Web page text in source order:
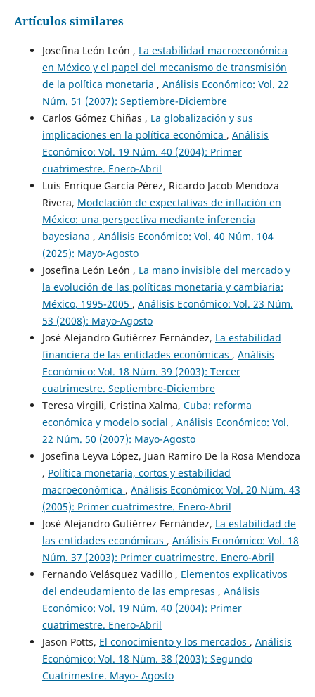
Artículos similares
Josefina León León , La estabilidad macroeconómica
en México y el papel del mecanismo de transmisión
de la política monetaria , Análisis Económico: Vol. 22
Núm. 51 (2007): Septiembre-Diciembre
Carlos Gómez Chiñas , La globalización y sus
implicaciones en la política económica , Análisis
Económico: Vol. 19 Núm. 40 (2004): Primer
cuatrimestre. Enero-Abril
Luis Enrique García Pérez, Ricardo Jacob Mendoza
Rivera, Modelación de expectativas de inflación en
México: una perspectiva mediante inferencia
bayesiana , Análisis Económico: Vol. 40 Núm. 104
(2025): Mayo-Agosto
Josefina León León , La mano invisible del mercado y
la evolución de las políticas monetaria y cambiaria:
México, 1995-2005 , Análisis Económico: Vol. 23 Núm.
53 (2008): Mayo-Agosto
José Alejandro Gutiérrez Fernández, La estabilidad
financiera de las entidades económicas , Análisis
Económico: Vol. 18 Núm. 39 (2003): Tercer
cuatrimestre. Septiembre-Diciembre
Teresa Virgili, Cristina Xalma, Cuba: reforma
económica y modelo social , Análisis Económico: Vol.
22 Núm. 50 (2007): Mayo-Agosto
Josefina Leyva López, Juan Ramiro De la Rosa Mendoza
, Política monetaria, cortos y estabilidad
macroeconómica , Análisis Económico: Vol. 20 Núm. 43
(2005): Primer cuatrimestre. Enero-Abril
José Alejandro Gutiérrez Fernández, La estabilidad de
las entidades económicas , Análisis Económico: Vol. 18
Núm. 37 (2003): Primer cuatrimestre. Enero-Abril
Fernando Velásquez Vadillo , Elementos explicativos
del endeudamiento de las empresas , Análisis
Económico: Vol. 19 Núm. 40 (2004): Primer
cuatrimestre. Enero-Abril
Jason Potts, El conocimiento y los mercados , Análisis
Económico: Vol. 18 Núm. 38 (2003): Segundo
Cuatrimestre. Mayo- Agosto